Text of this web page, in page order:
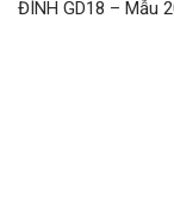
ĐÌNH GD18 – Mẫu